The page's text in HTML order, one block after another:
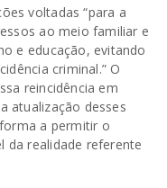
voltadas “para a
ao meio familiar e
e educação, evitando
criminal.” O
reincidência em
atualização desses
a permitir o
da realidade referente